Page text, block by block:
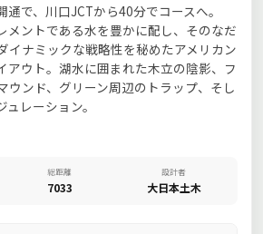
で、川口JCTから40分でコースへ。
メントである水を豊かに配し、そのなだ
イナミックな戦略性を秘めたアメリカン
アウト。湖水に囲まれた木立の陰影、フ
ウンド、グリーン周辺のトラップ、そし
レーション。
総距離
7033
設計者
大日本土木